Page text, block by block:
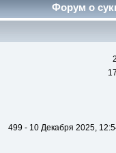
Форум о
499 - 10 Декабря 2025,